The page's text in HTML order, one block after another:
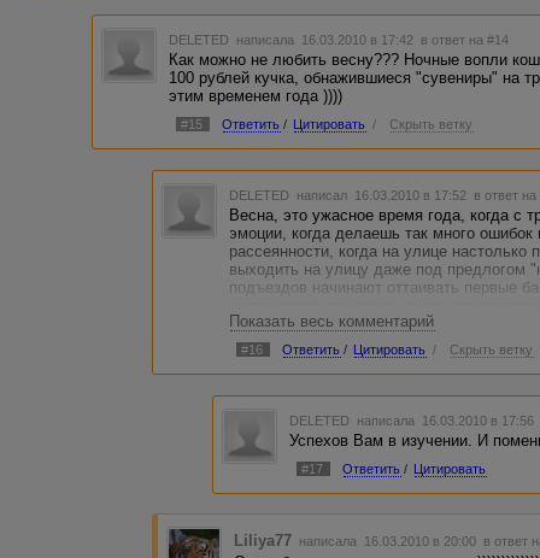
DELETED написала 16.03.2010 в 17:42 в ответ на #14
Как можно не любить весну??? Ночные вопли
100 рублей кучка, обнажившиеся "сувениры" на
этим временем года ))))
#15 Ответить / Цитировать / Скрыть ветку
DELETED написал 16.03.2010 в 17:52 в ответ
Весна, это ужасное время года, когда с
эмоции, когда делаешь так много
рассеянности, когда на улице настолько
выходить на улицу даже под предлогом
подъездов начинают оттаивать первые
И это я еще молчу про огромное
которые так и "наровят вляпоть" в себя.
После похода на улицу наступает
чистка одежды и обуви занимает
"Нет, весна, это не для меня", сказал я,
AJAX.))))
Показать весь комментарий
#16 Ответить / Цитировать / Скрыть ветку
DELETED написала 16.03.2010 в
Успехов Вам в изучении. И
#17 Ответить / Цитировать
Liliya77 написала 16.03.2010 в 20:00 в ответ